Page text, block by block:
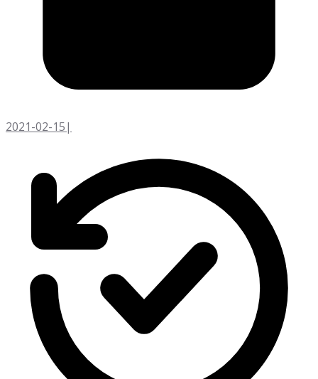
2021-02-15|